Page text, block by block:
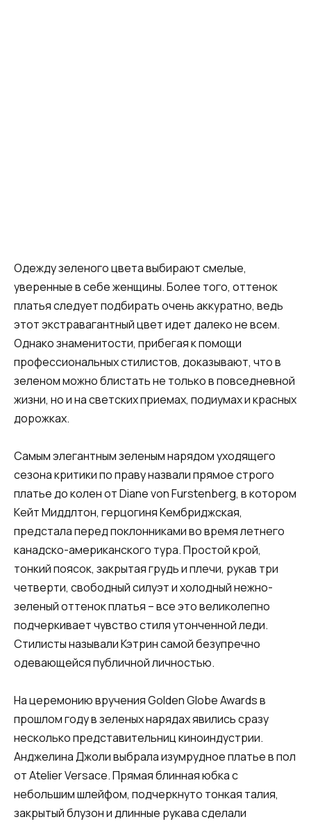
Одежду зеленого цвета выбирают смелые,
уверенные в себе женщины. Более того, оттенок
платья следует подбирать очень аккуратно, ведь
этот экстравагантный цвет идет далеко не всем.
Однако знаменитости, прибегая к помощи
профессиональных стилистов, доказывают, что в
зеленом можно блистать не только в повседневной
жизни, но и на светских приемах, подиумах и красных
дорожках.
Самым элегантным зеленым нарядом уходящего
сезона критики по праву назвали прямое строго
платье до колен от Diane von Furstenberg, в котором
Кейт Миддлтон, герцогиня Кембриджская,
предстала перед поклонниками во время летнего
канадско-американского тура. Простой крой,
тонкий поясок, закрытая грудь и плечи, рукав три
четверти, свободный силуэт и холодный нежно-
зеленый оттенок платья – все это великолепно
подчеркивает чувство стиля утонченной леди.
Стилисты называли Кэтрин самой безупречно
одевающейся публичной личностью.
На церемонию вручения Golden Globe Awards в
прошлом году в зеленых нарядах явились сразу
несколько представительниц киноиндустрии.
Анджелина Джоли выбрала изумрудное платье в пол
от Atelier Versace. Прямая блинная юбка с
небольшим шлейфом, подчеркнуто тонкая талия,
закрытый блузон и длинные рукава сделали